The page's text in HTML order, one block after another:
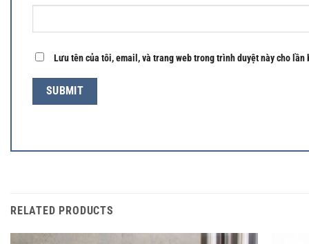
Lưu tên của tôi, email, và trang web trong trình duyệt này cho
RELATED PRODUCTS